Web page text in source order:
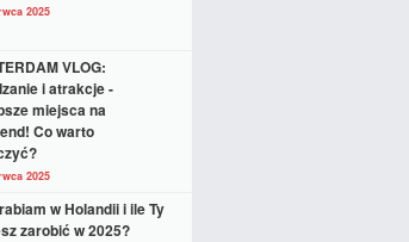
2025
VLOG:
i atrakcje -
miejsca na
Co warto
2025
w Holandii i ile Ty
zarobić w 2025?